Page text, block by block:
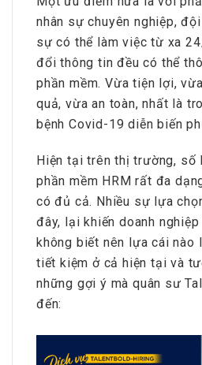
nhân sự chuyên nghiệp,
sự có thể làm việc từ xa
đổi thông tin đều có thể
phần mềm. Vừa tiện lợi,
quả, vừa an toàn, nhất là
bệnh Covid-19 diễn biến
Hiện tại trên thị trường, số
phần mềm HRM rất đa
có đủ cả. Nhiều sự lựa
đây, lại khiến doanh
không biết nên lựa cái nào
tiết kiệm ở cả hiện tại và
những gợi ý mà quân sư
đến: